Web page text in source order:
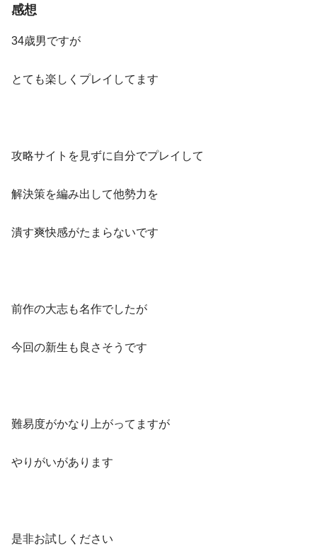
感想
34歳男ですが
とても楽しくプレイしてます
攻略サイトを見ずに自分でプレイして
解決策を編み出して他勢力を
潰す爽快感がたまらないです
前作の大志も名作でしたが
今回の新生も良さそうです
難易度がかなり上がってますが
やりがいがあります
是非お試しください